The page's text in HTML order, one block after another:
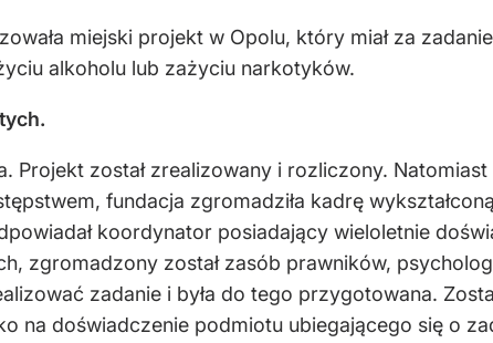
miejski projekt w Opolu, który miał za
alkoholu lub zażyciu narkotyków.
Projekt został zrealizowany i rozliczony.
fundacja zgromadziła kadrę
koordynator posiadający wieloletnie
zgromadzony został zasób prawników,
zadanie i była do tego przygotowana.
na doświadczenie podmiotu ubiegającego się o